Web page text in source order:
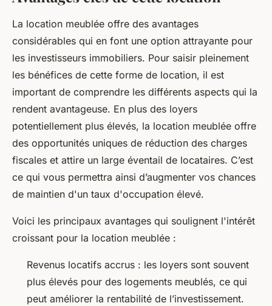
La location meublée offre des avantages
considérables qui en font une option attrayante pour
les investisseurs immobiliers. Pour saisir pleinement
les bénéfices de cette forme de location, il est
important de comprendre les différents aspects qui la
rendent avantageuse. En plus des loyers
potentiellement plus élevés, la location meublée offre
des opportunités uniques de réduction des charges
fiscales et attire un large éventail de locataires. C’est
ce qui vous permettra ainsi d’augmenter vos chances
de maintien d'un taux d'occupation élevé.
Voici les principaux avantages qui soulignent l'intérêt
croissant pour la location meublée :
Revenus locatifs accrus : les loyers sont souvent
plus élevés pour des logements meublés, ce qui
peut améliorer la rentabilité de l’investissement.